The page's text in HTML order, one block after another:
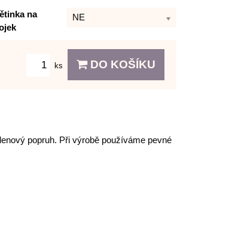
na
NE
ks DO KOŠÍKU
popruh. Při výrobě používáme pevné